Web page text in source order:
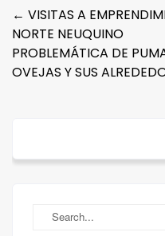
Post
navigation
← VISITAS A
NORTE NEUQUINO
PROBLEMÁTICA DE
OVEJAS Y SUS